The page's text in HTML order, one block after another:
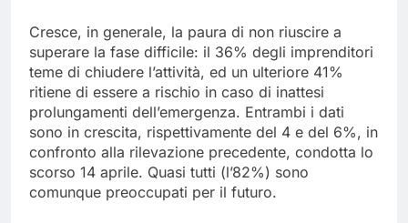
Cresce, in generale, la paura di non riuscire a
superare la fase difficile: il 36% degli imprenditori
teme di chiudere l’attività, ed un ulteriore 41%
ritiene di essere a rischio in caso di inattesi
prolungamenti dell’emergenza. Entrambi i dati
sono in crescita, rispettivamente del 4 e del 6%, in
confronto alla rilevazione precedente, condotta lo
scorso 14 aprile. Quasi tutti (l’82%) sono
comunque preoccupati per il futuro.